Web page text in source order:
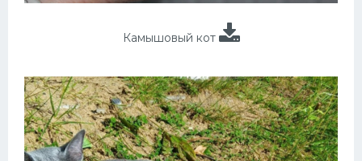
Камышовый кот